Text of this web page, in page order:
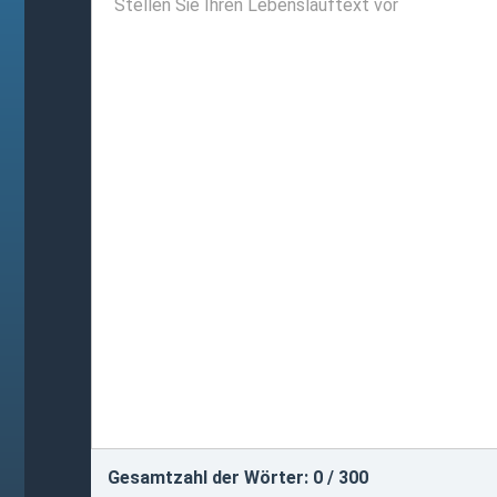
Gesamtzahl der Wörter: 0 / 300